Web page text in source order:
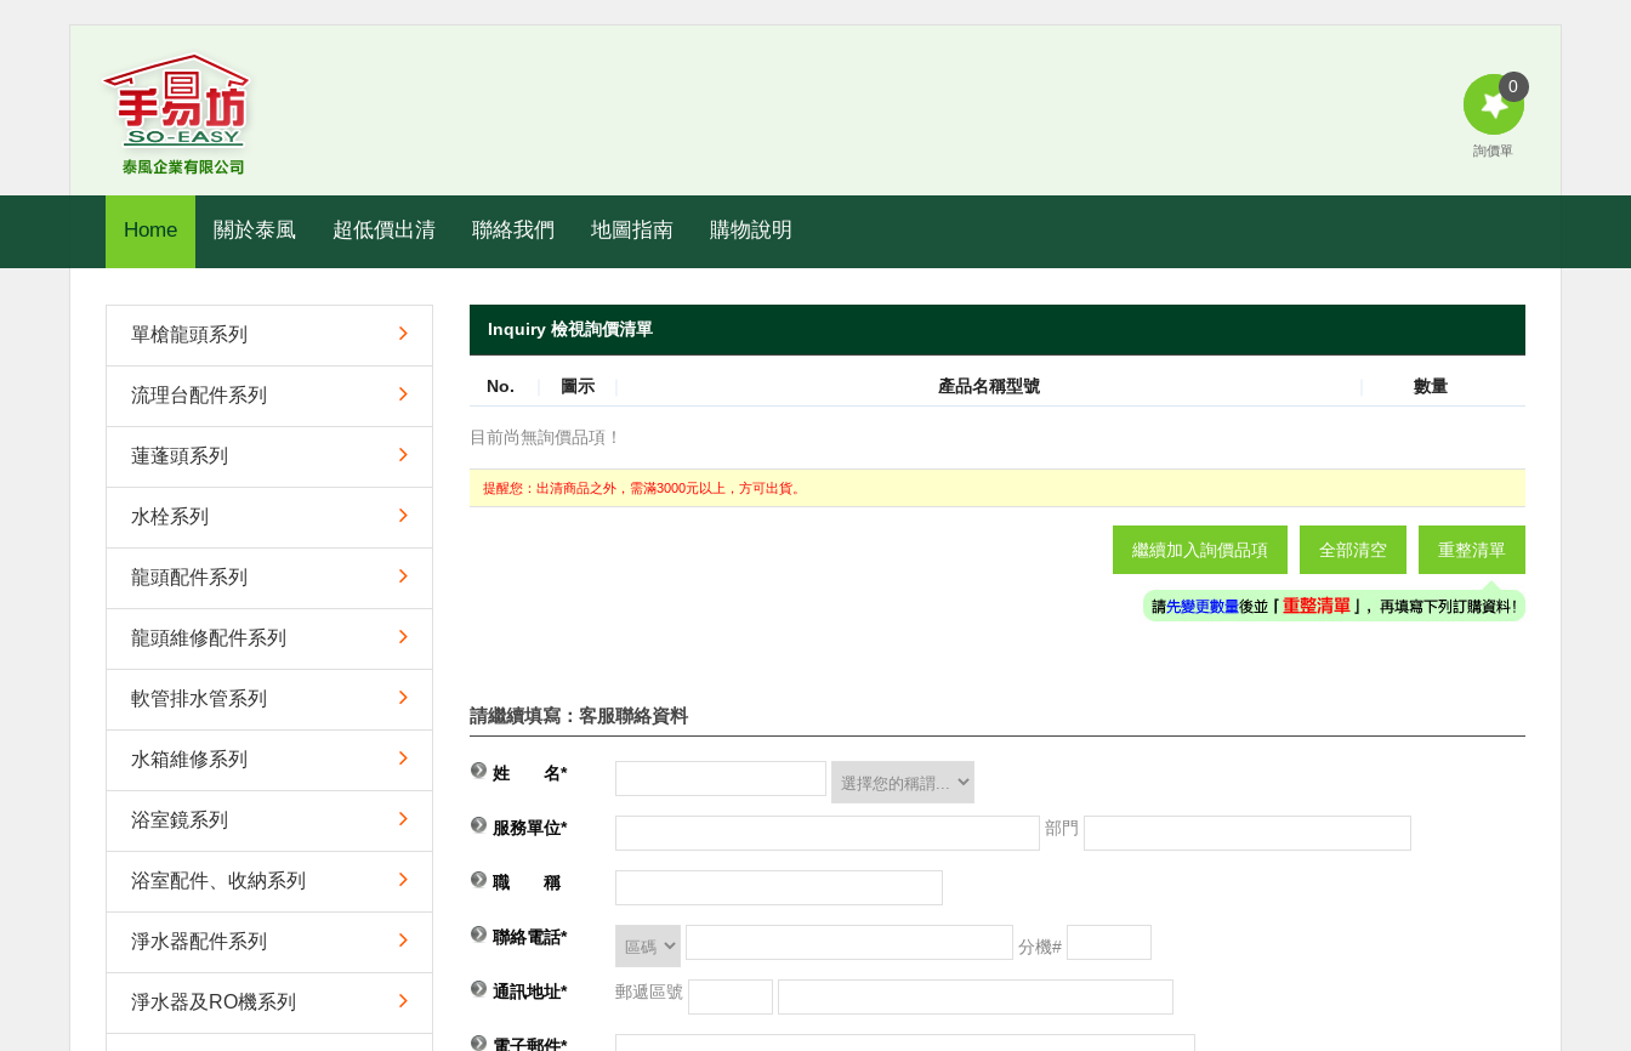
0
詢價單
Home 關於泰風 超低價出清 聯絡我們 地圖指南 購物說明
Inquiry 檢視詢價清單
No. 圖示 產品名稱型號 數量
目前尚無詢價品項！
提醒您：出清商品之外，需滿3000元以上，方可出貨。
重整清單
全部清空
繼續加入詢價品項
請繼續填寫：客服聯絡資料
姓 名*
服務單位* 部門
職 稱
聯絡電話* 分機#
通訊地址* 郵遞區號
電子郵件*
單槍龍頭系列
流理台配件系列
蓮蓬頭系列
水栓系列
龍頭配件系列
龍頭維修配件系列
軟管排水管系列
水箱維修系列
浴室鏡系列
浴室配件、收納系列
淨水器配件系列
淨水器及RO機系列